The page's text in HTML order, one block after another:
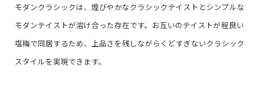
モダンクラシックは、煌びやかなクラシックテイストとシンプルな
モダンテイストが溶け合った存在です。お互いのテイストが程良い
塩梅で同居するため、上品さを残しながらくどすぎないクラシック
スタイルを実現できます。